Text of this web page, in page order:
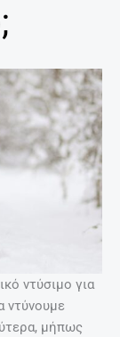
ντύσιμο για
ντύνουμε
μήπως